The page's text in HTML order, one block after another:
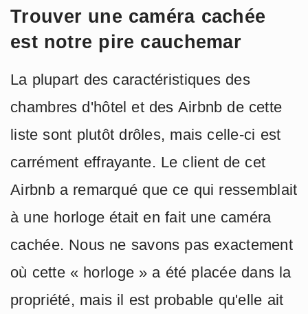
Trouver une caméra cachée
est notre pire cauchemar
La plupart des caractéristiques des
chambres d'hôtel et des Airbnb de cette
liste sont plutôt drôles, mais celle-ci est
carrément effrayante. Le client de cet
Airbnb a remarqué que ce qui ressemblait
à une horloge était en fait une caméra
cachée. Nous ne savons pas exactement
où cette « horloge » a été placée dans la
propriété, mais il est probable qu'elle ait